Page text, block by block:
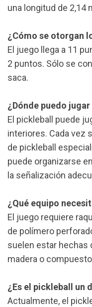
una longitud de 2,14
¿Cómo se otorgan
El juego llega a 11
2 puntos. Sólo se
saca.
¿Dónde puedo
El pickleball puede
interiores. Cada vez
de pickleball
puede organizarse
la señalización
¿Qué equipo
El juego requiere
de polímero
suelen estar hechas
madera o
¿Es el pickleball un
Actualmente, el